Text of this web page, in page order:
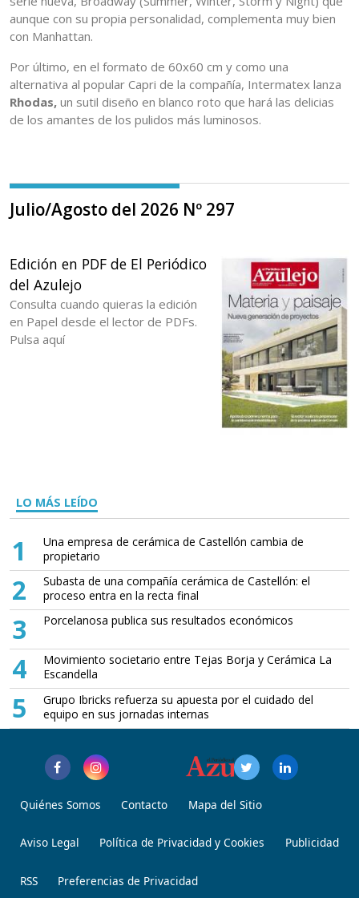
aunque con su propia personalidad, complementa muy bien
con Manhattan.
Por último, en el formato de 60x60 cm y como una
alternativa al popular Capri de la compañía, Intermatex lanza
Rhodas, un sutil diseño en blanco roto que hará las delicias
de los amantes de los pulidos más luminosos.
Julio/Agosto del 2026 Nº 297
Edición en PDF de El Periódico
del Azulejo
Consulta cuando quieras la edición
en Papel desde el lector de PDFs.
Pulsa aquí
LO MÁS LEÍDO
1
Una empresa de cerámica de Castellón cambia de
propietario
2
Subasta de una compañía cerámica de Castellón: el
proceso entra en la recta final
3 Porcelanosa publica sus resultados económicos
4
Movimiento societario entre Tejas Borja y Cerámica La
Escandella
5
Grupo Ibricks refuerza su apuesta por el cuidado del
equipo en sus jornadas internas
Quiénes Somos Contacto Mapa del Sitio
Aviso Legal Política de Privacidad y Cookies Publicidad
RSS Preferencias de Privacidad